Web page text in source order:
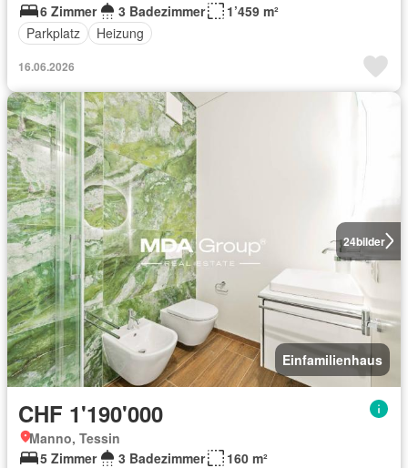
6 Zimmer
3 Badezimmer
1’459 m²
Parkplatz
Heizung
16.06.2026
24bilder
Einfamilienhaus
CHF 1'190'000
Manno, Tessin
5 Zimmer
3 Badezimmer
160 m²